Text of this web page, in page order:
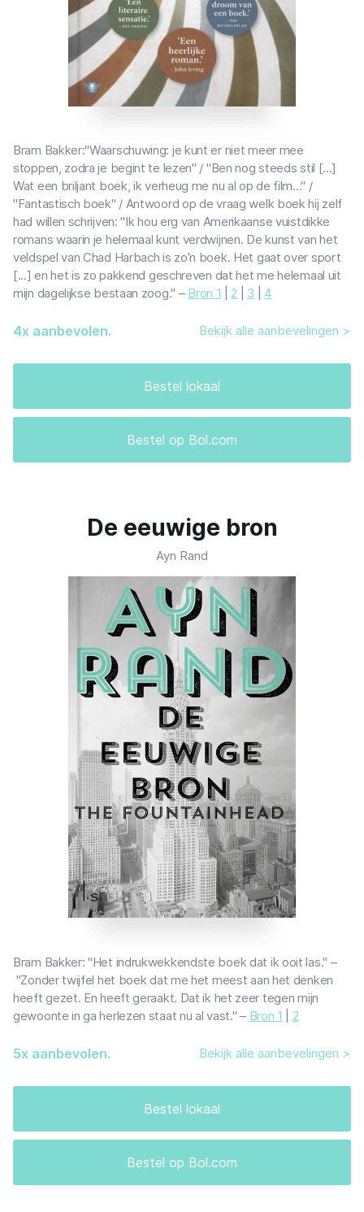
Bram Bakker:"Waarschuwing: je kunt er niet meer mee
stoppen, zodra je begint te lezen" / "Ben nog steeds stil [...]
Wat een briljant boek, ik verheug me nu al op de film..." /
"Fantastisch boek" / Antwoord op de vraag welk boek hij zelf
had willen schrijven: "Ik hou erg van Amerikaanse vuistdikke
romans waarin je helemaal kunt verdwijnen. De kunst van het
veldspel van Chad Harbach is zo’n boek. Het gaat over sport
[...] en het is zo pakkend geschreven dat het me helemaal uit
mijn dagelijkse bestaan zoog." – Bron 1 |2 3 4
Bestel lokaal
Bestel op Bol.com
4x aanbevolen. Bekijk alle aanbevelingen >
De eeuwige bron
Ayn Rand
Bram Bakker: "Het indrukwekkendste boek dat ik ooit las." –
"Zonder twijfel het boek dat me het meest aan het denken
heeft gezet. En heeft geraakt. Dat ik het zeer tegen mijn
gewoonte in ga herlezen staat nu al vast." – Bron 1 2
Bestel lokaal
Bestel op Bol.com
5x aanbevolen. Bekijk alle aanbevelingen >